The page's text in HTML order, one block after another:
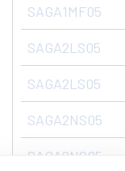
SAGA1MF05
SAGA2LS05
SAGA2LS05
SAGA2NS05
SAGA2NS05